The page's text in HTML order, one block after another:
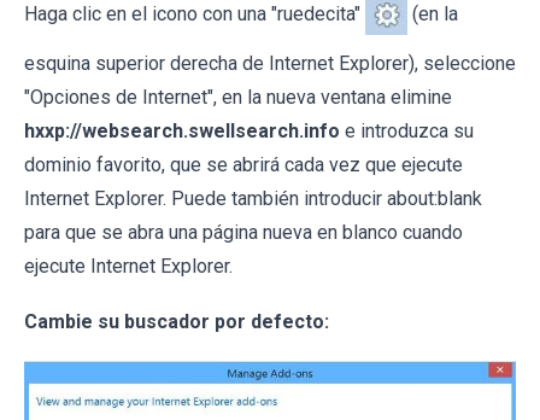
Haga clic en el icono con una "ruedecita" (en la
esquina superior derecha de Internet Explorer), seleccione
"Opciones de Internet", en la nueva ventana elimine
hxxp://websearch.swellsearch.info e introduzca su
dominio favorito, que se abrirá cada vez que ejecute
Internet Explorer. Puede también introducir about:blank
para que se abra una página nueva en blanco cuando
ejecute Internet Explorer.
Cambie su buscador por defecto: